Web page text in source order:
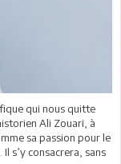
qui nous quitte
Ali Zouari, à
sa passion pour le
s’y consacrera, sans